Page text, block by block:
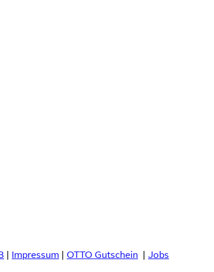
Impressum OTTO Gutschein Jobs